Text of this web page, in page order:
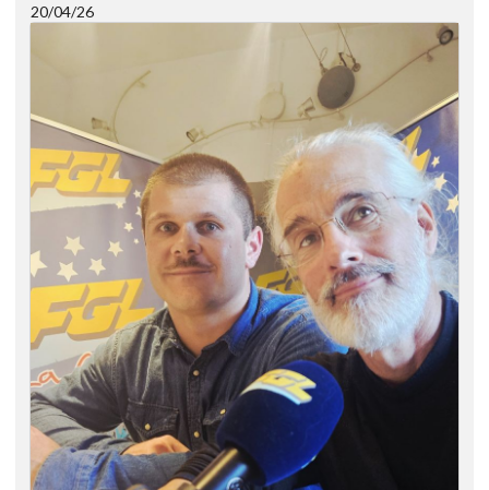
20/04/26